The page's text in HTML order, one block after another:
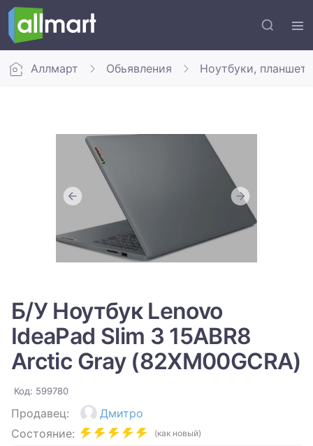
Аллмарт Обьявления Ноутбуки,
Б/У Ноутбук Lenovo
IdeaPad Slim 3 15ABR8
Arctic Gray (82XM00GCRA)
Код: 599780
Продавец:
Дмитро
Состояние:
(как новый)